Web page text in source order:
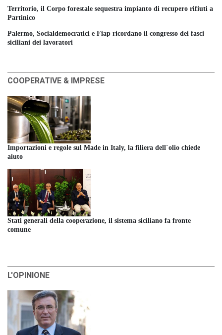
Territorio, il Corpo forestale sequestra impianto di recupero rifiuti a
Partinico
Palermo, Socialdemocratici e Fiap ricordano il congresso dei fasci
siciliani dei lavoratori
COOPERATIVE & IMPRESE
Importazioni e regole sul Made in Italy, la filiera dell´olio chiede
aiuto
Stati generali della cooperazione, il sistema siciliano fa fronte
comune
L'OPINIONE